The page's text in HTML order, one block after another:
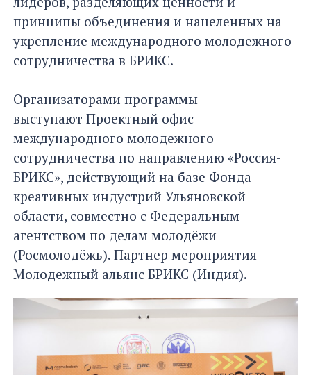
принципы объединения и нацеленных на
укрепление международного молодежного
сотрудничества в БРИКС.
Организаторами программы
выступают Проектный офис
международного молодежного
сотрудничества по направлению «Россия-
БРИКС», действующий на базе Фонда
креативных индустрий Ульяновской
области, совместно с Федеральным
агентством по делам молодёжи
(Росмолодёжь). Партнер мероприятия –
Молодежный альянс БРИКС (Индия).